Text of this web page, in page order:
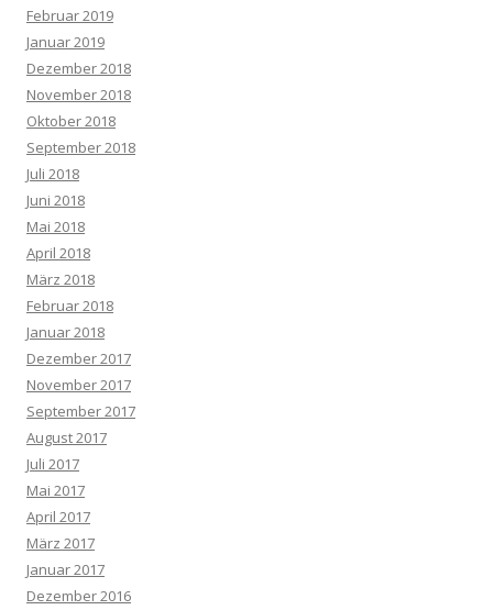
Februar 2019
Januar 2019
Dezember 2018
November 2018
Oktober 2018
September 2018
Juli 2018
Juni 2018
Mai 2018
April 2018
März 2018
Februar 2018
Januar 2018
Dezember 2017
November 2017
September 2017
August 2017
Juli 2017
Mai 2017
April 2017
März 2017
Januar 2017
Dezember 2016